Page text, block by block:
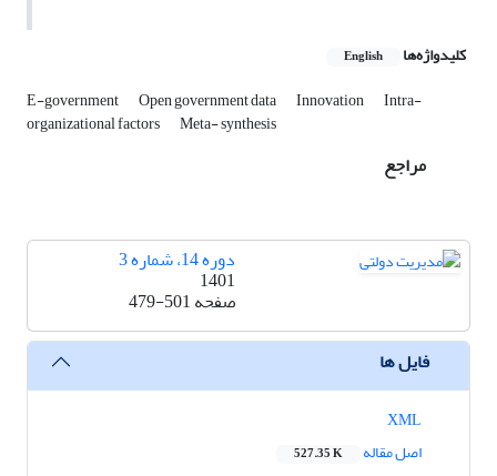
کلیدواژه‌ها English
E-government Open government data Innovation Intra-
organizational factors Meta- synthesis
مراجع
دوره 14، شماره 3
1401
صفحه479-501
فایل ها
اصل مقاله
527.35 K